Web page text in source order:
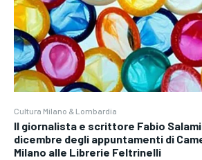
Cultura Milano & Lombardia
Il giornalista e scrittore Fabio
dicembre degli appuntamenti di
Milano alle Librerie Feltrinelli